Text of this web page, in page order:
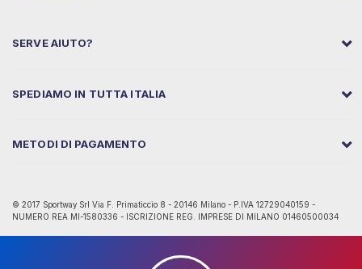
SERVE AIUTO?
SPEDIAMO IN TUTTA ITALIA
METODI DI PAGAMENTO
© 2017 Sportway Srl Via F. Primaticcio 8 - 20146 Milano - P.IVA 12729040159 -
NUMERO REA MI-1580336 - ISCRIZIONE REG. IMPRESE DI MILANO 01460500034